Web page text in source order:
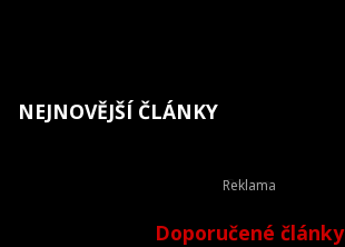
NEJNOVĚJŠÍ ČLÁNKY
Doporučené články